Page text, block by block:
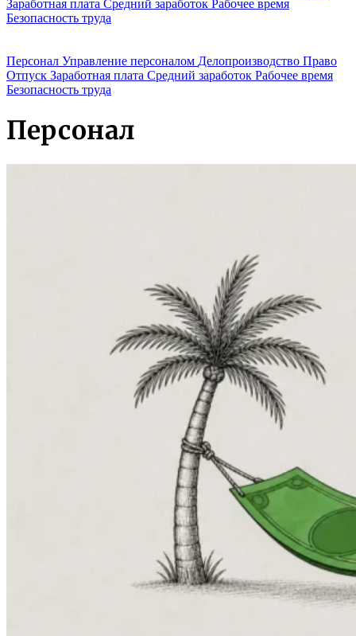
Заработная плата Средний заработок Рабочее время
Безопасность труда
Персонал Управление персоналом Делопроизводство Право
Отпуск Заработная плата Средний заработок Рабочее время
Безопасность труда
Персонал